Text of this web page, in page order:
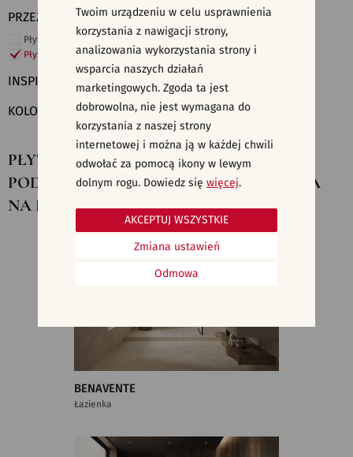
PRZEZNACZENIE
Płytki ścienne
Płytki podłogowe
INSPIRACJE
KOLORY
PŁYTKI CERAMICZNE, KAFELKI
PODŁOGOWE - KAFLE, GRES, TERAKOTA
NA PODŁOGĘ
BENAVENTE
Łazienka
Twoim urządzeniu w celu usprawnienia
korzystania z nawigacji strony,
analizowania wykorzystania strony i
wsparcia naszych działań
marketingowych. Zgoda ta jest
dobrowolna, nie jest wymagana do
korzystania z naszej strony
internetowej i można ją w każdej chwili
odwołać za pomocą ikony w lewym
dolnym rogu. Dowiedz się więcej.
Odmowa
Zmiana ustawień
AKCEPTUJ WSZYSTKIE